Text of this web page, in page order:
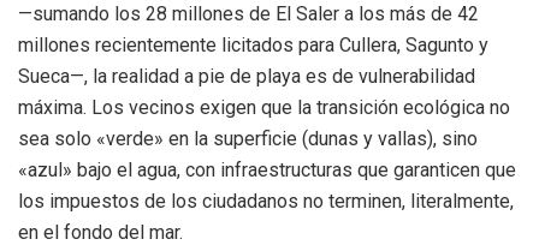
—sumando los 28 millones de El Saler a los más de 42
millones recientemente licitados para Cullera, Sagunto y
Sueca—, la realidad a pie de playa es de vulnerabilidad
máxima. Los vecinos exigen que la transición ecológica no
sea solo «verde» en la superficie (dunas y vallas), sino
«azul» bajo el agua, con infraestructuras que garanticen que
los impuestos de los ciudadanos no terminen, literalmente,
en el fondo del mar.